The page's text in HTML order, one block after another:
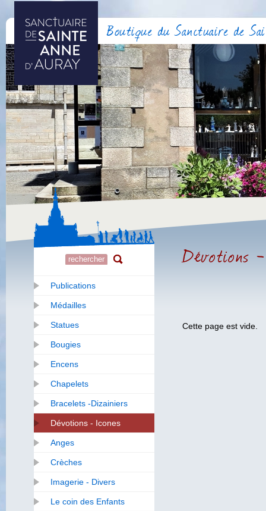
Boutique du Sanctuaire de
Publications
Médailles
Statues
Bougies
Encens
Chapelets
Bracelets -Dizainiers
Dévotions - Icones
Anges
Crèches
Imagerie - Divers
Le coin des Enfants
Dévotions
Cette page est vide.